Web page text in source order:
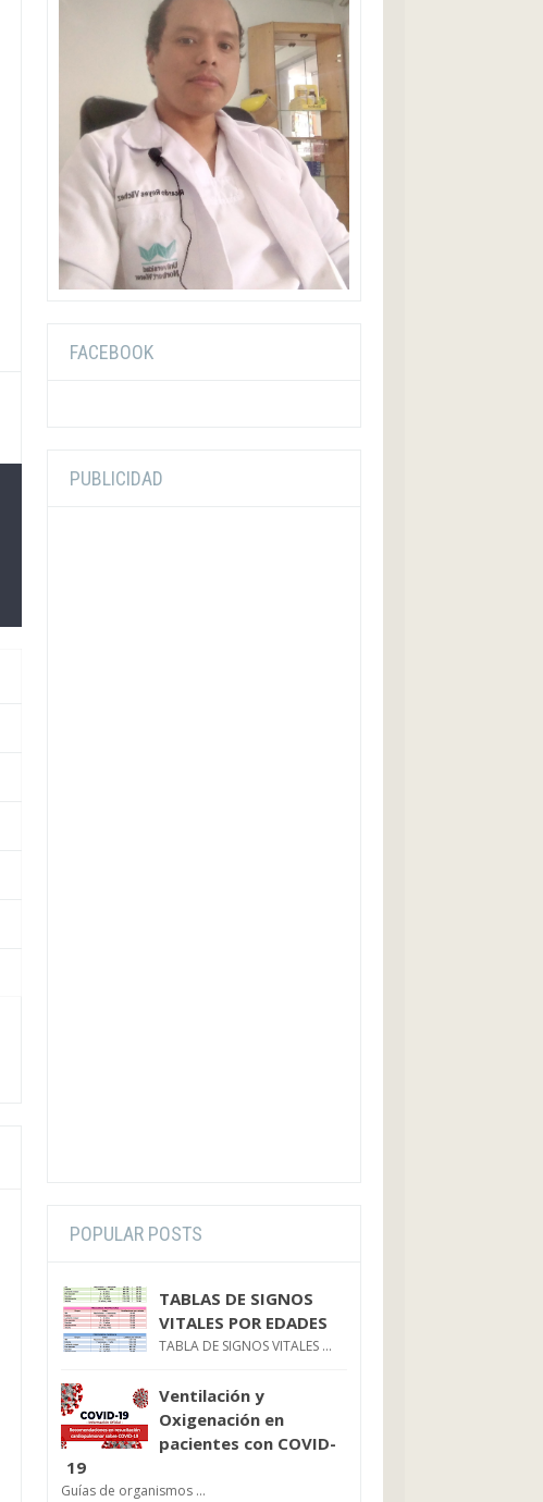
FACEBOOK
PUBLICIDAD
POPULAR POSTS
TABLAS DE SIGNOS
VITALES POR EDADES
TABLA DE SIGNOS VITALES ...
Ventilación y
Oxigenación en
pacientes con COVID-
19
Guías de organismos ...